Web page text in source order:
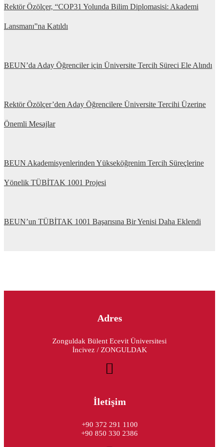
Rektör Özölçer, “COP31 Yolunda Bilim Diplomasisi: Akademi
Lansmanı”na Katıldı
BEUN’da Aday Öğrenciler için Üniversite Tercih Süreci Ele Alındı
Rektör Özölçer’den Aday Öğrencilere Üniversite Tercihi Üzerine
Önemli Mesajlar
BEUN Akademisyenlerinden Yükseköğrenim Tercih Süreçlerine
Yönelik TÜBİTAK 1001 Projesi
BEUN’un TÜBİTAK 1001 Başarısına Bir Yenisi Daha Eklendi
Adres
Zonguldak Bülent Ecevit Üniversitesi
İncivez / ZONGULDAK
İletişim
+90 372 291 1100
+90 850 330 2386